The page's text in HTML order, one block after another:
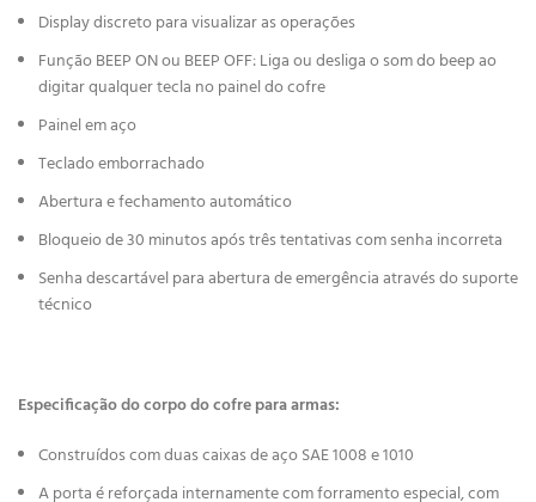
Display discreto para visualizar as operações
Função BEEP ON ou BEEP OFF: Liga ou desliga o som do beep ao
digitar qualquer tecla no painel do cofre
Painel em aço
Teclado emborrachado
Abertura e fechamento automático
Bloqueio de 30 minutos após três tentativas com senha incorreta
Senha descartável para abertura de emergência através do suporte
técnico
Especificação do corpo do cofre para armas:
Construídos com duas caixas de aço SAE 1008 e 1010
A porta é reforçada internamente com forramento especial, com